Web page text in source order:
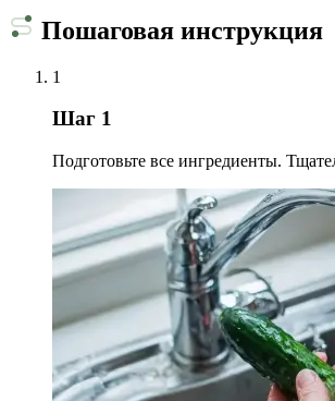
Пошаговая инструкция
1
Шаг 1
Подготовьте все ингредиенты.